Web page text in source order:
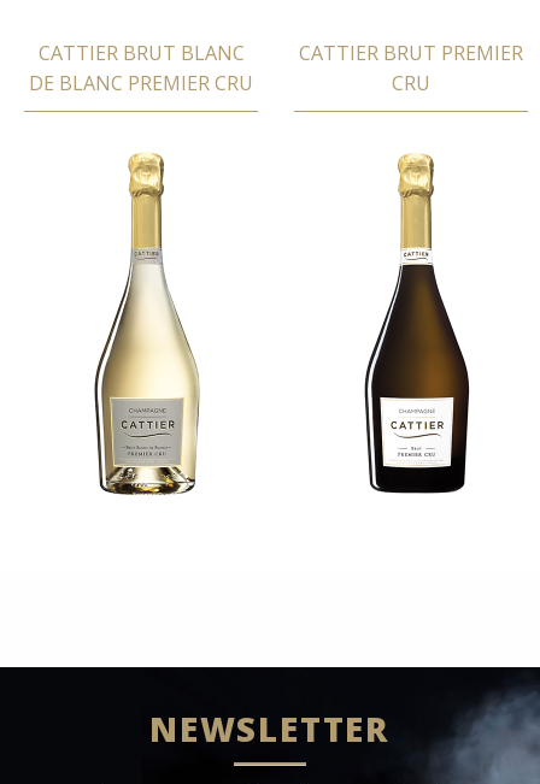
CATTIER BRUT BLANC
DE BLANC PREMIER CRU
CATTIER BRUT PREMIER
CRU
NEWSLETTER